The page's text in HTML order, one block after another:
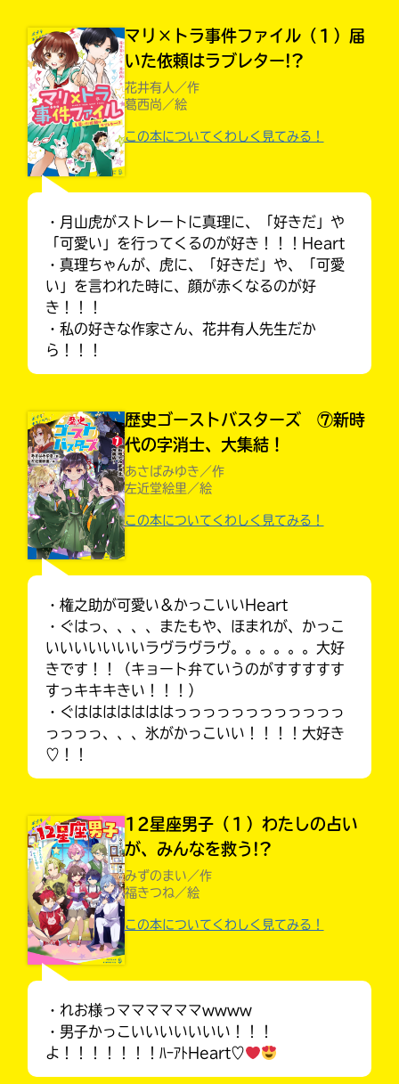
Loading...
マリ×トラ事件ファイル（１）届
いた依頼はラブレター!?
花井有人／作
葛西尚／絵
この本についてくわしく見てみる！
・月山虎がストレートに真理に、「好きだ」や
「可愛い」を行ってくるのが好き！！！Heart
・真理ちゃんが、虎に、「好きだ」や、「可愛
い」を言われた時に、顔が赤くなるのが好
き！！！
・私の好きな作家さん、花井有人先生だか
ら！！！
歴史ゴーストバスターズ ⑦新時
代の字消士、大集結！
あさばみゆき／作
左近堂絵里／絵
この本についてくわしく見てみる！
・権之助が可愛い＆かっこいいHeart
・ぐはっ、、、、またもや、ほまれが、かっこ
いいいいいいいラヴラヴラヴ。。。。。。大好
きです！！（キョート弁ていうのがすすすすす
すっキキキきい！！！）
・ぐはははははははっっっっっっっっっっっっ
っっっっ、、、氷がかっこいい！！！！大好き
♡！！
12星座男子（１）わたしの占い
が、みんなを救う!?
みずのまい／作
福きつね／絵
この本についてくわしく見てみる！
・れお様っママママママwwww
・男子かっこいいいいいいい！！！
よ！！！！！！！ﾊｰｱﾄHeart♡
力
容
に
エ
が
の
も
う
一
度